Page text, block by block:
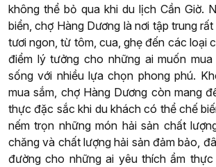
không thể bỏ qua khi du lịch Cần Giờ.
biển, chợ Hàng Dương là nơi tập trung
tươi ngon, từ tôm, cua, ghẹ đến các loại
điểm lý tưởng cho những ai muốn
sống với nhiều lựa chọn phong phú.
mua sắm, chợ Hàng Dương còn mang
thực đặc sắc khi du khách có thể chế
nếm trọn những món hải sản chất
chăng và chất lượng hải sản đảm bảo,
đường cho những ai yêu thích ẩm